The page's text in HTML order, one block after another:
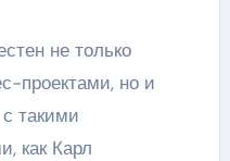
не только
проектами, но и
такими
как Карл